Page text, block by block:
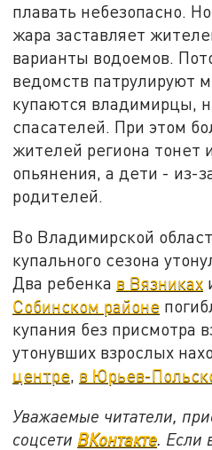
плавать небезопасно.
жара заставляет
варианты водоемов.
ведомств патрулируют
купаются владимирцы,
спасателей. При этом
жителей региона тонет
опьянения, а дети - из-
родителей.
Во Владимирской
купального сезона
Два ребенка в Вязниках
Собинском районе
купания без присмотра
утонувших взрослых
центре, в Юрьев-
Уважаемые читатели,
соцсети ВКонтакте. Если